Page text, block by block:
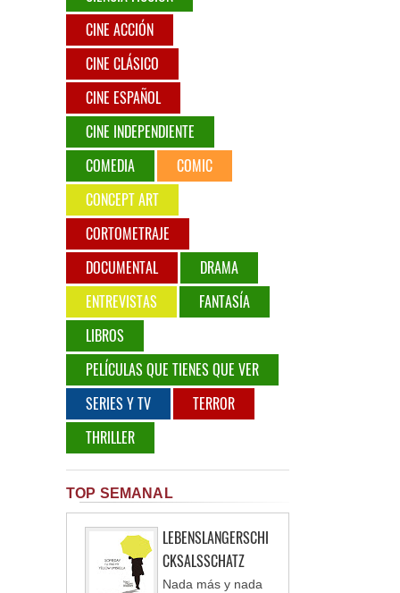
CINE ACCIÓN
CINE CLÁSICO
CINE ESPAÑOL
CINE INDEPENDIENTE
COMEDIA
COMIC
CONCEPT ART
CORTOMETRAJE
DOCUMENTAL
DRAMA
ENTREVISTAS
FANTASÍA
LIBROS
PELÍCULAS QUE TIENES QUE VER
SERIES Y TV
TERROR
THRILLER
TOP SEMANAL
LEBENSLANGERSCHI
CKSALSSCHATZ
Nada más y nada